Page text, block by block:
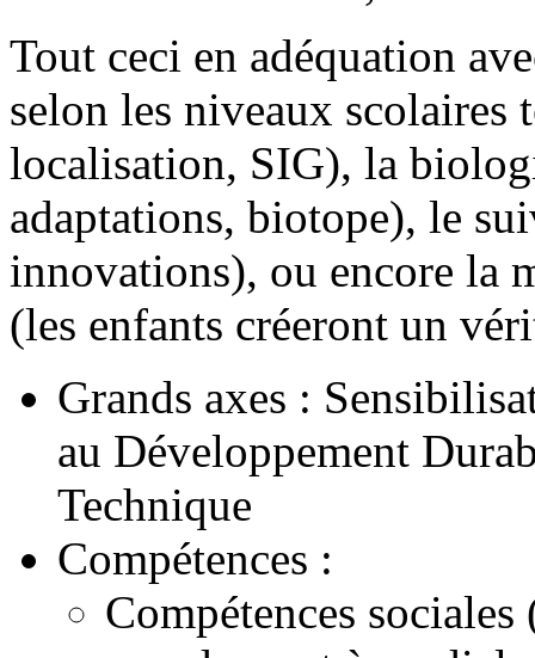
Tout ceci en adéquation
selon les niveaux
localisation, SIG), la
adaptations, biotope), le
innovations), ou encore la
(les enfants créeront un
Grands axes :
au Développement
Technique
Compétences :
Compétences